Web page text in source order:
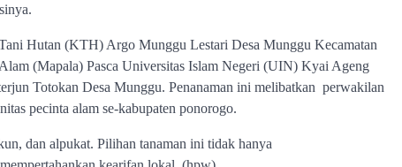
Hutan (KTH) Argo Munggu Lestari Desa Munggu Kecamatan
(Mapala) Pasca Universitas Islam Negeri (UIN) Kyai Ageng
Totokan Desa Munggu. Penanaman ini melibatkan perwakilan
pecinta alam se-kabupaten ponorogo.
dan alpukat. Pilihan tanaman ini tidak hanya